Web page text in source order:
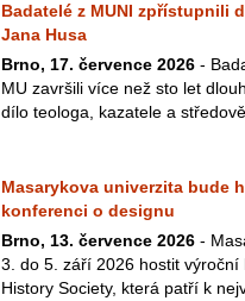
Badatelé z MUNI zpřístupnili
Jana Husa
Brno, 17. července 2026 -
MU završili více než sto let
dílo teologa, kazatele a
Masarykova univerzita bude
konferenci o designu
Brno, 13. července 2026 -
3. do 5. září 2026 hostit
History Society, která patří k